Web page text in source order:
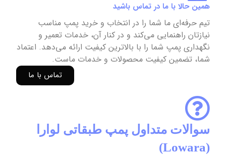
همین حالا با ما در تماس باشید
تیم حرفه‌ای ما شما را در انتخاب و خرید پمپ مناسب
نیازتان راهنمایی می‌کند و در کنار آن، خدمات تعمیر و
نگهداری پمپ شما را با بالاترین کیفیت ارائه می‌دهد. اعتماد
شما، تضمین کیفیت محصولات و خدمات ماست.
تماس با ما
سوالات متداول پمپ طبقاتی لوارا
(Lowara)